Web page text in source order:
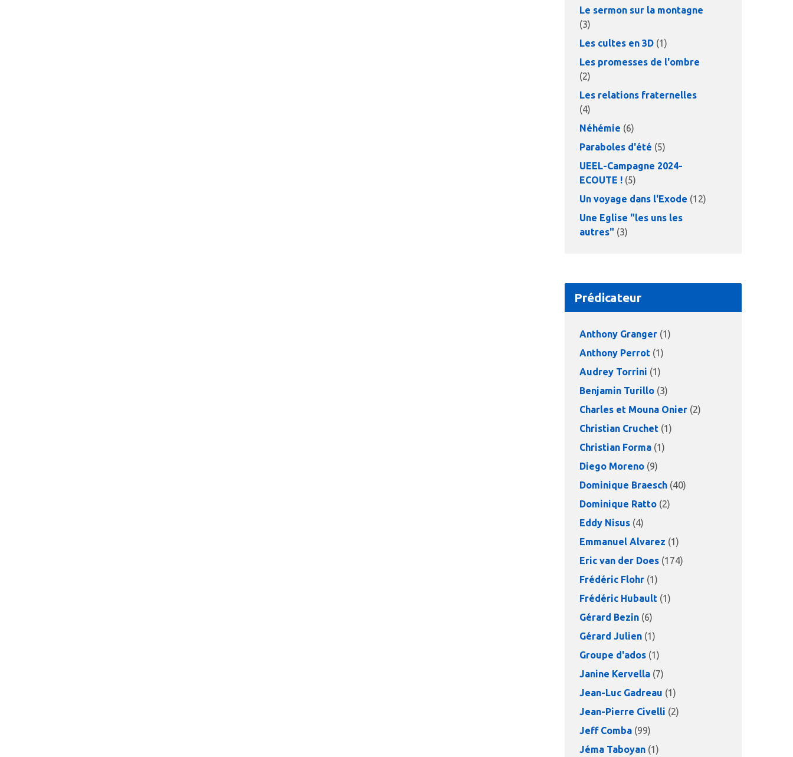
Le sermon sur la montagne
(3)
Les cultes en 3D (1)
Les promesses de l'ombre
(2)
Les relations fraternelles
(4)
Néhémie (6)
Paraboles d'été (5)
UEEL-Campagne 2024-
ECOUTE ! (5)
Un voyage dans l'Exode (12)
Une Eglise "les uns les
autres" (3)
Prédicateur
Anthony Granger (1)
Anthony Perrot (1)
Audrey Torrini (1)
Benjamin Turillo (3)
Charles et Mouna Onier (2)
Christian Cruchet (1)
Christian Forma (1)
Diego Moreno (9)
Dominique Braesch (40)
Dominique Ratto (2)
Eddy Nisus (4)
Emmanuel Alvarez (1)
Eric van der Does (174)
Frédéric Flohr (1)
Frédéric Hubault (1)
Gérard Bezin (6)
Gérard Julien (1)
Groupe d'ados (1)
Janine Kervella (7)
Jean-Luc Gadreau (1)
Jean-Pierre Civelli (2)
Jeff Comba (99)
Jéma Taboyan (1)